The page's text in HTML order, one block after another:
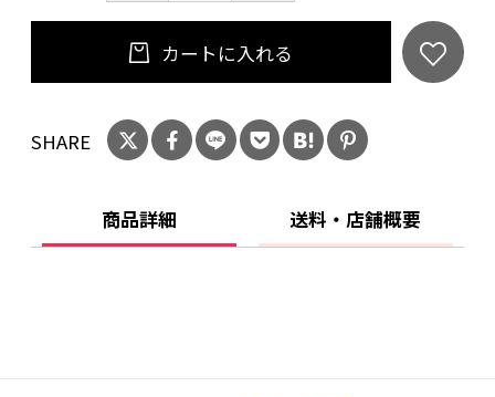
カートに入れる
SHARE
商品詳細 送料・店舗概要